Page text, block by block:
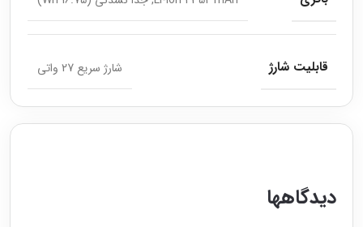
دیدگاهها
قابلیت شارژ شارژ سریع 27 واتی